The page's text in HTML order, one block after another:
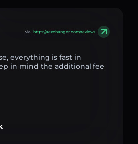
via https://aexchanger.com/reviews
everything is fast in
in mind the additional fee